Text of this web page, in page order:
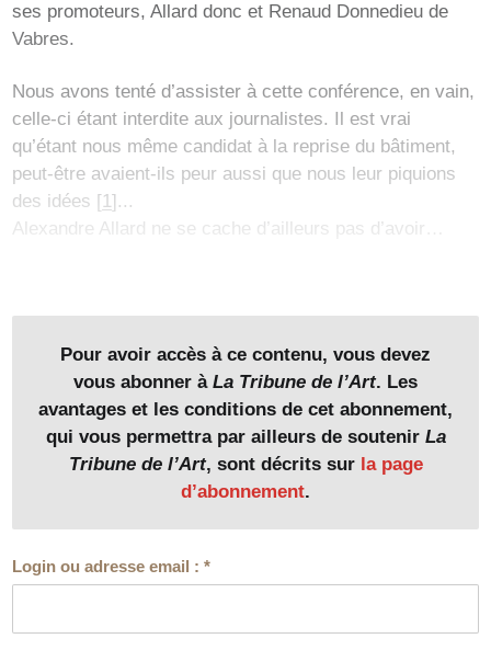
ses promoteurs, Allard donc et Renaud Donnedieu de
Vabres.
Nous avons tenté d’assister à cette conférence, en vain,
celle-ci étant interdite aux journalistes. Il est vrai
qu’étant nous même candidat à la reprise du bâtiment,
peut-être avaient-ils peur aussi que nous leur piquions
des idées [1] ...
Alexandre Allard ne se cache d’ailleurs pas d’avoir…
Pour avoir accès à ce contenu, vous devez
vous abonner à La Tribune de l’Art. Les
avantages et les conditions de cet abonnement,
qui vous permettra par ailleurs de soutenir La
Tribune de l’Art, sont décrits sur la page
d’abonnement.
Login ou adresse email :*